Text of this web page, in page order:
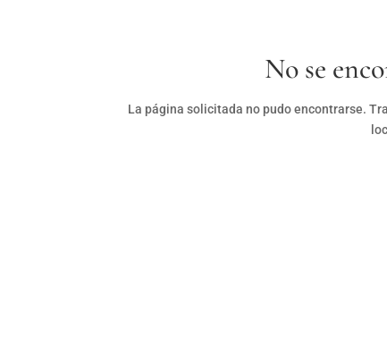
No se
La página solicitada no pudo encontrarse.